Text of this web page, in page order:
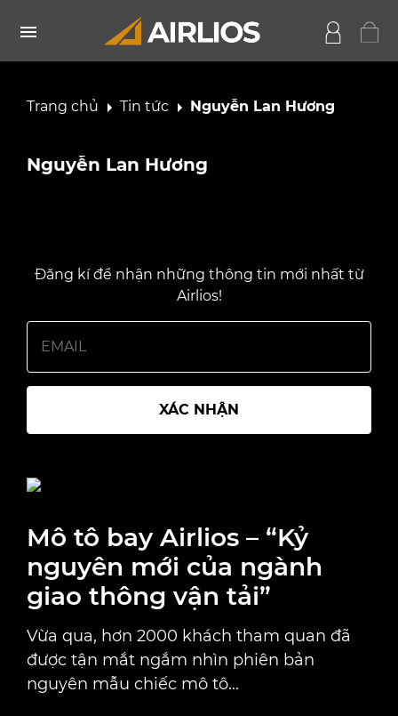
Trang chủ Tin tức Nguyễn Lan Hương
Nguyễn Lan Hương
Đăng kí để nhận những thông tin mới nhất từ
Airlios!
XÁC NHẬN
Mô tô bay Airlios – “Kỷ
nguyên mới của ngành
giao thông vận tải”
Vừa qua, hơn 2000 khách tham quan đã
được tận mắt ngắm nhìn phiên bản
nguyên mẫu chiếc mô tô...